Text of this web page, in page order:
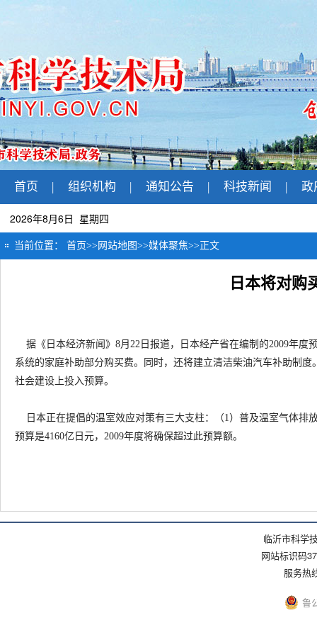
首页 | 组织机构 | 通知公告 | 科技新闻 | 政
2026年8月6日 星期四
当前位置： 首页>> 网站地图>>媒体聚焦>> 正文
日本将对购
据《日本经济新闻》8月22日报道，日本经产省在编制的2009年度
系统的家庭补助部分购买费。同时，还将建立清洁柴油汽车补助制
社会建设上投入预算。
日本正在提倡的温室效应对策有三大支柱：（1）普及温室气体排
预算是4160亿日元，2009年度将确保超过此预算额。
临沂市科学
网站标识码
服务热
鲁